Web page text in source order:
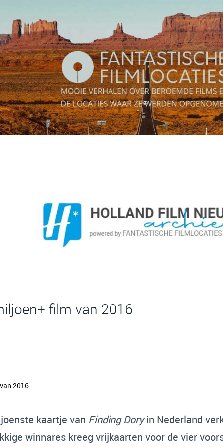
film van 2016
kaartje van Finding Doryin Nederland
winnares kreeg vrijkaarten voor de vier